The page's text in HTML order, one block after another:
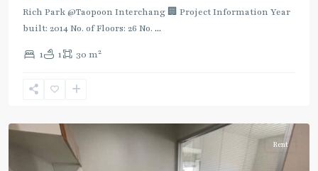
Rich Park @Taopoon Interchang 🏢 Project Information Year
built: 2014 No. of Floors: 26 No. ...
1 1 30 m2
Bang
บางซื่อ,
Rent